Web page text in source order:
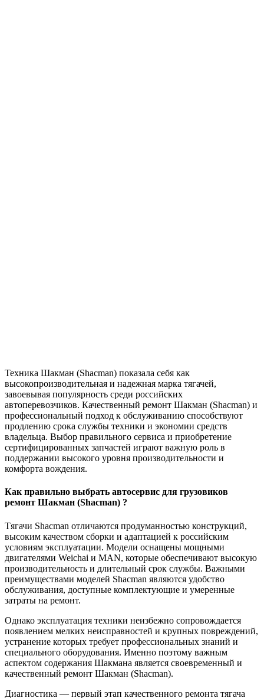
Техника Шакман (Shacman) показала себя как
высокопроизводительная и надежная марка тягачей,
завоевывая популярность среди российских
автоперевозчиков. Качественный ремонт Шакман (Shacman) и
профессиональный подход к обслуживанию способствуют
продлению срока службы техники и экономии средств
владельца. Выбор правильного сервиса и приобретение
сертифицированных запчастей играют важную роль в
поддержании высокого уровня производительности и
комфорта вождения.
Как правильно выбрать автосервис для грузовиков
ремонт Шакман (Shacman) ?
Tягачи Shacman отличаются продуманностью конструкций,
высоким качеством сборки и адаптацией к российским
условиям эксплуатации. Модели оснащены мощными
двигателями Weichai и MAN, которые обеспечивают высокую
производительность и длительный срок службы. Важными
преимуществами моделей Shacman являются удобство
обслуживания, доступные комплектующие и умеренные
затраты на ремонт.
Однако эксплуатация техники неизбежно сопровождается
появлением мелких неисправностей и крупных повреждений,
устранение которых требует профессиональных знаний и
специального оборудования. Именно поэтому важным
аспектом содержания Шакмана является своевременный и
качественный ремонт Шакман (Shacman).
Диагностика — первый этап качественного ремонта тягача